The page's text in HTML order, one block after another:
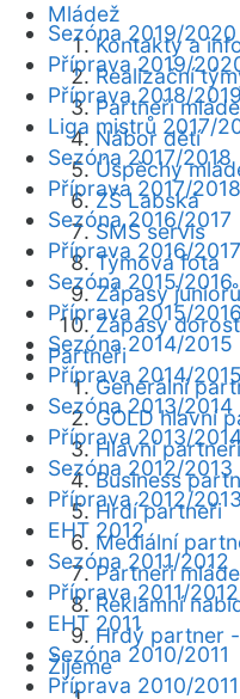
Mládež
Kontakty a
Realizační
Partneři
Nábor dětí
Úspěchy
ZŠ Labská
SMS servis
Týmová fota
Zápasy juniorů
Zápasy
Partneři
Generální
GOLD hlavní
Hlavní partneři
Business
Hrdí partneři
Mediální
Partneři
Reklamní
Hrdý partner
Žijeme
Sezóna 2019/2020
Příprava 2019/
Příprava 2018/
Liga mistrů 2017/
Sezóna 2017/2018
Příprava 2017/2018
Sezóna 2016/2017
Příprava 2016/2017
Sezóna 2015/2016
Příprava 2015/2016
Sezóna 2014/2015
Příprava 2014/2015
Sezóna 2013/2014
Příprava 2013/
Sezóna 2012/2013
Příprava 2012/2013
EHT 2012
Sezóna 2011/2012
Příprava 2011/2012
EHT 2011
Sezóna 2010/2011
Příprava 2010/2011